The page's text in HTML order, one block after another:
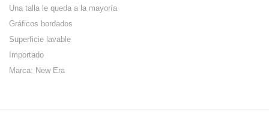
Una talla le queda a la mayoría
Gráficos bordados
Superficie lavable
Importado
Marca: New Era